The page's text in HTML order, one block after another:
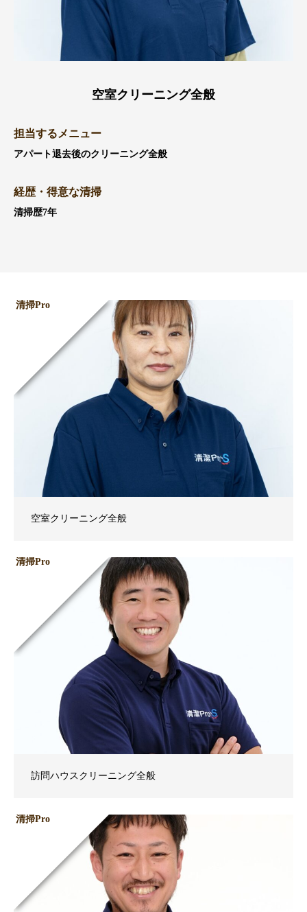
空室クリーニング全般
担当するメニュー
アパート退去後のクリーニング全般
経歴・得意な清掃
清掃歴7年
清掃Pro
空室クリーニング全般
清掃Pro
訪問ハウスクリーニング全般
清掃Pro